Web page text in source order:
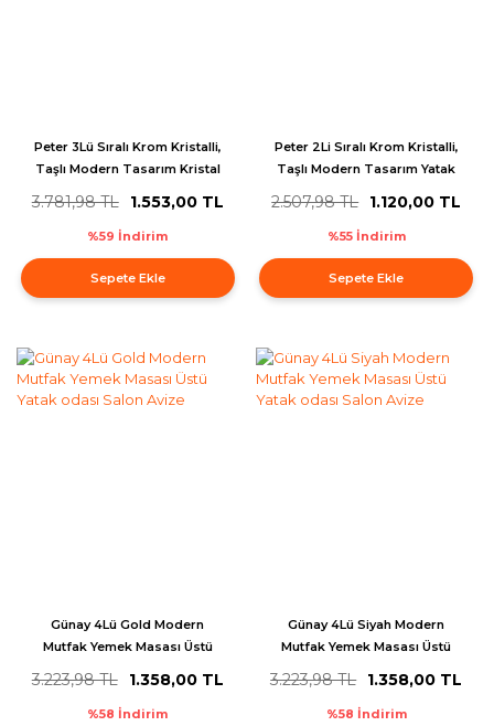
Peter 3Lü Sıralı Krom Kristalli,
Taşlı Modern Tasarım Kristal
3.781,98 TL 1.553,00 TL
%59 İndirim
Sepete Ekle
Peter 2Li Sıralı Krom Kristalli,
Taşlı Modern Tasarım Yatak
2.507,98 TL 1.120,00 TL
%55 İndirim
Sepete Ekle
Günay 4Lü Gold Modern
Mutfak Yemek Masası Üstü
3.223,98 TL 1.358,00 TL
%58 İndirim
Günay 4Lü Siyah Modern
Mutfak Yemek Masası Üstü
3.223,98 TL 1.358,00 TL
%58 İndirim